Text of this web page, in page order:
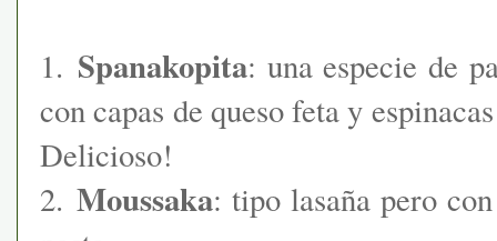
1. Spanakopita: una especie de
con capas de queso feta y
Delicioso!
2. Moussaka: tipo lasaña pero